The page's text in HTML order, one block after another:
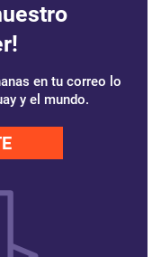
en tu correo lo
y el mundo.